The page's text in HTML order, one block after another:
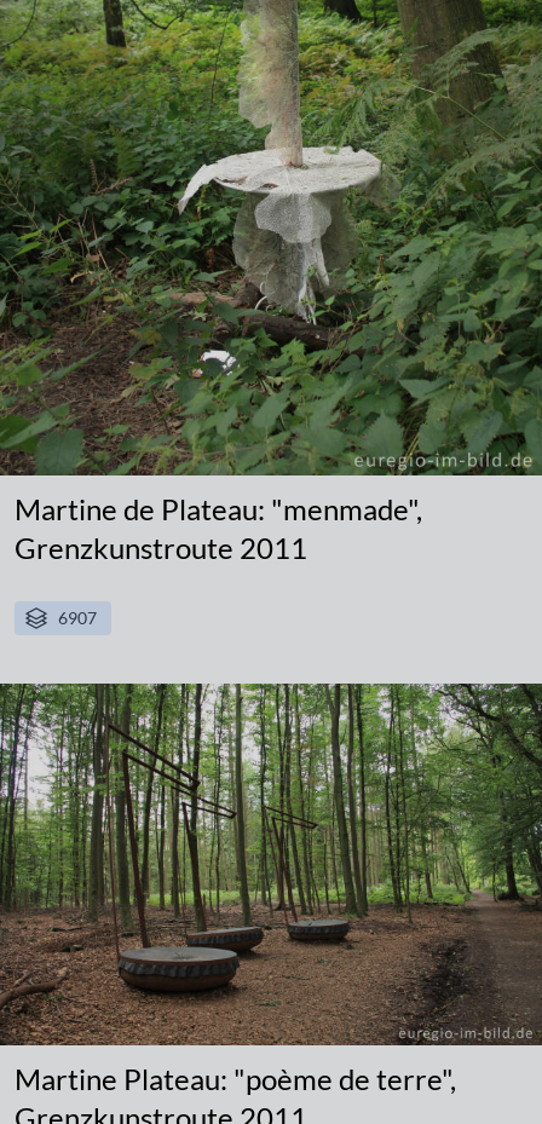
Martine de Plateau: "menmade",
Grenzkunstroute 2011
6907
Martine Plateau: "poème de terre",
Grenzkunstroute 2011